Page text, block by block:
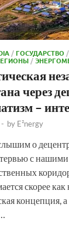
/ГОСУДАРСТВО /
/
через
–
- by E²nergy
о
с
скорее как
концепция,